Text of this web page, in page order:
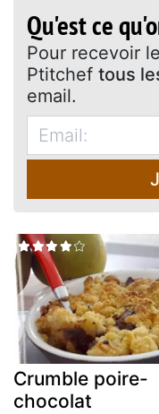
Qu'est ce
Pour recevoir le
Ptitchef tous
email.
Crumble poire-
chocolat